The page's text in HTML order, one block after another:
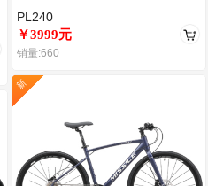
PL240
￥3999元
销量:660
新